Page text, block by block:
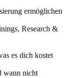
ermöglichen
Research &
es dich kostet
wann nicht